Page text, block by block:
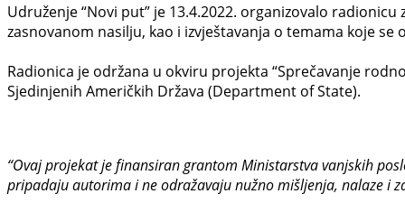
Udruženje “Novi put” je 13.4.2022. organizovalo
zasnovanom nasilju, kao i izvještavanja o temama koje se
Radionica je održana u okviru projekta “Sprečavanje
Sjedinjenih Američkih Država (Department of State).
“Ovaj projekat je finansiran grantom Ministarstva vanjskih
pripadaju autorima i ne odražavaju nužno mišljenja, nalaze i